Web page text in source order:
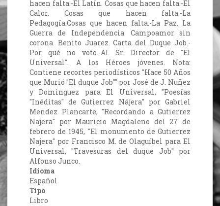
hacen falta.-El Latín. Cosas que hacen falta.-El
Calor. Cosas que hacen falta.-La
Pedagogía.Cosas que hacen falta.-La Paz. La
Guerra de Independencia. Campoamor sin
corona. Benito Juarez. Carta del Duque Job.-
Por qué no voto.-Al Sr. Director de "El
Universal". A los Héroes jóvenes. Nota:
Contiene recortes periodísticos "Hace 50 Años
que Murió "El duque Job"" por José de J. Nuñez
y Dominguez para El Universal, "Poesías
"Inéditas" de Gutierrez Nájera" por Gabriel
Mendez Plancarte, "Recordando a Gutierrez
Najera" por Mauricio Magdaleno del 27 de
febrero de 1945, "El monumento de Gutierrez
Najera" por Francisco M. de Olaguíbel para El
Universal, "Travesuras del duque Job" por
Alfonso Junco.
Idioma
Español
Tipo
Libro